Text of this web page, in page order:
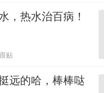
，热水治百病！
贴
远的哈，棒棒哒